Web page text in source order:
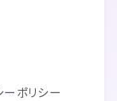
ーポリシー